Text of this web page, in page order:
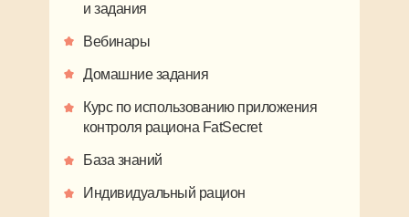
Индивидуальный рацион
База знаний
Курс по использованию приложения
контроля рациона FatSecret
Домашние задания
Вебинары
и задания